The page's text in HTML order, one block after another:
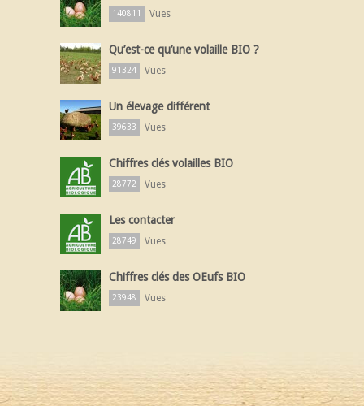
140811 Vues
Qu’est-ce qu’une volaille BIO ?
91324 Vues
Un élevage différent
39633 Vues
Chiffres clés volailles BIO
28772 Vues
Les contacter
28749 Vues
Chiffres clés des OEufs BIO
23948 Vues